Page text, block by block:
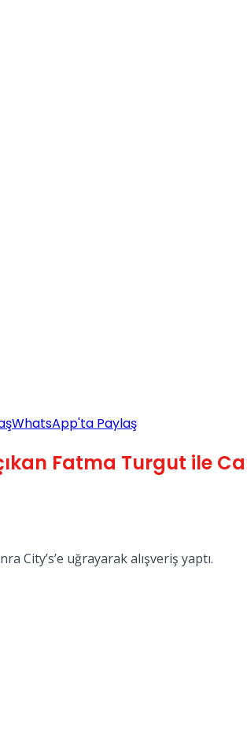
WhatsApp'ta Paylaş
Fatma Turgut ile
City’s’e uğrayarak alışveriş yaptı.